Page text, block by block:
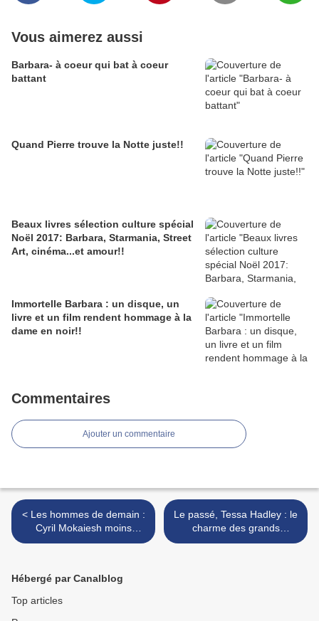
Vous aimerez aussi
Barbara- à coeur qui bat à coeur
battant
Quand Pierre trouve la Notte juste!!
Beaux livres sélection culture spécial
Noël 2017: Barbara, Starmania, Street
Art, cinéma...et amour!!
Immortelle Barbara : un disque, un
livre et un film rendent hommage à la
dame en noir!!
Commentaires
Ajouter un commentaire
< Les hommes de demain :
Cyril Mokaiesh moins
sombre que d'ordinaire?
Le passé, Tessa Hadley : le
charme des grands
classiques de la littérature
Hébergé par Canalblog
Top articles